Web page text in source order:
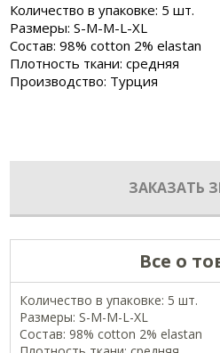
Количество в упаковке: 5 шт.
Размеры: S-M-M-L-XL
Состав: 98% cotton 2% elastan
Плотность ткани: средняя
Производство: Турция
ЗАКАЗАТЬ
Все о
Количество в упаковке: 5 шт.
Размеры: S-M-M-L-XL
Состав: 98% cotton 2% elastan